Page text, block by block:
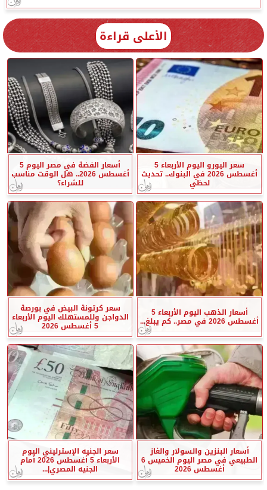
الأعلى قراءة
سعر اليورو اليوم الأربعاء 5
أغسطس 2026 في البنوك.. تحديث
لحظي
أسعار الفضة في مصر اليوم 5
أغسطس 2026.. هل الوقت مناسب
للشراء؟
أسعار الذهب اليوم الأربعاء 5
أغسطس 2026 في مصر.. كم يبلغ...
سعر كرتونة البيض في بورصة
الدواجن وللمستهلك اليوم الأربعاء
5 أغسطس 2026
أسعار البنزين والسولار والغاز
الطبيعي في مصر اليوم الخميس 6
أغسطس 2026
سعر الجنيه الإسترليني اليوم
الأربعاء 5 أغسطس 2026 أمام
الجنيه المصري|...